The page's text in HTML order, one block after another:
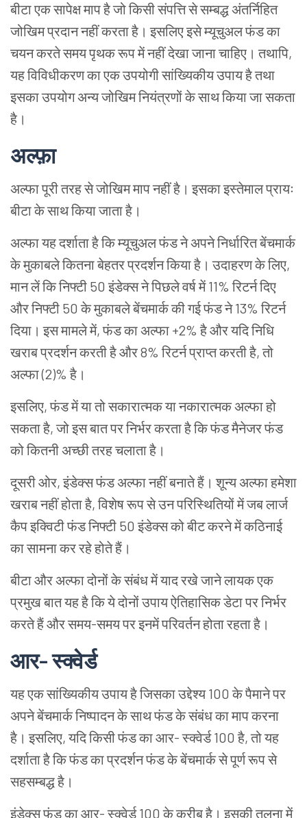
बीटा एक सापेक्ष माप है जो किसी संपत्ति से सम्बद्ध अंतर्निहित
जोखिम प्रदान नहीं करता है। इसलिए इसे म्यूचुअल फंड का
चयन करते समय पृथक रूप में नहीं देखा जाना चाहिए। तथापि,
यह विविधीकरण का एक उपयोगी सांख्यिकीय उपाय है तथा
इसका उपयोग अन्य जोखिम नियंत्रणों के साथ किया जा सकता
है।
अल्फ़ा
अल्फा पूरी तरह से जोखिम माप नहीं है। इसका इस्तेमाल प्रायः
बीटा के साथ किया जाता है।
अल्फा यह दर्शाता है कि म्यूचुअल फंड ने अपने निर्धारित बेंचमार्क
के मुकाबले कितना बेहतर प्रदर्शन किया है। उदाहरण के लिए,
मान लें किनिफ्टी 50 इंडेक्स ने पिछले वर्ष में 11% रिटर्न दिए
और निफ्टी 50 के मुकाबले बेंचमार्क की गई फंड ने 13% रिटर्न
दिया। इस मामले में, फंड का अल्फा +2% है और यदि निधि
खराब प्रदर्शन करती है और 8% रिटर्न प्राप्त करती है, तो
अल्फा (2)% है।
इसलिए, फंड में या तो सकारात्मक या नकारात्मक अल्फा हो
सकता है, जो इस बात पर निर्भर करता है कि फंड मैनेजर फंड
को कितनी अच्छी तरह चलाता है।
दूसरी ओर, इंडेक्स फंड अल्फा नहीं बनाते हैं। शून्य अल्फा हमेशा
खराब नहीं होता है, विशेष रूप से उन परिस्थितियों में जब लार्ज
कैप इक्विटी फंड निफ्टी 50 इंडेक्स को बीट करने में कठिनाई
का सामना कर रहे होते हैं।
बीटा और अल्फा दोनों के संबंध में याद रखे जाने लायक एक
प्रमुख बात यह है कि ये दोनों उपाय ऐतिहासिक डेटा पर निर्भर
करते हैं और समय-समय पर इनमें परिवर्तन होता रहता है।
आर- स्क्वेर्ड
यह एक सांख्यिकीय उपाय है जिसका उद्देश्य 100 के पैमाने पर
अपने बेंचमार्क निष्पादन के साथ फंड के संबंध का माप करना
है। इसलिए, यदि किसी फंड का आर- स्क्वेर्ड 100 है, तो यह
दर्शाता है कि फंड का प्रदर्शन फंड के बेंचमार्क से पूर्ण रूप से
सहसम्बद्ध है।
इंडेक्स फंड का आर- स्क्वेर्ड 100 के करीब है। इसकी तुलना में